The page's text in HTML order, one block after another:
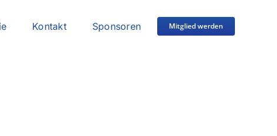
Kontakt Sponsoren Mitglied werden